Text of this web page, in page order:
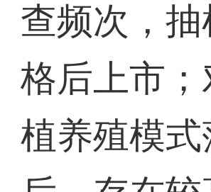
查频次，抽
格后上市；
植养殖模式